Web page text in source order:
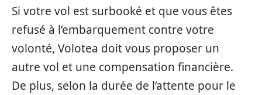
Si votre vol est surbooké et que vous êtes
refusé à l’embarquement contre votre
volonté, Volotea doit vous proposer un
autre vol et une compensation financière.
De plus, selon la durée de l’attente pour le